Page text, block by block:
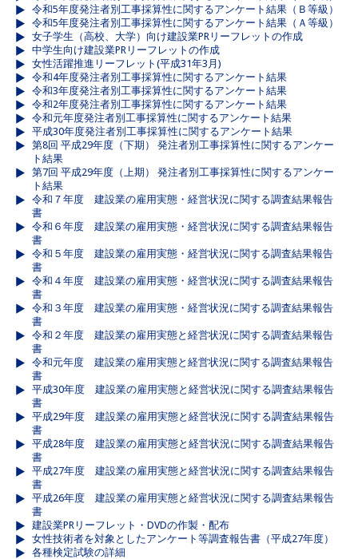
令和5年度発注者別工事採算性に関するアンケート結果（Ｂ等級）
令和5年度発注者別工事採算性に関するアンケート結果（Ａ等級）
女子学生（高校、大学）向け建設業PRリーフレットの作成
中学生向け建設業PRリーフレットの作成
女性活躍推進リーフレット(平成31年3月)
令和4年度発注者別工事採算性に関するアンケート結果
令和3年度発注者別工事採算性に関するアンケート結果
令和2年度発注者別工事採算性に関するアンケート結果
令和元年度発注者別工事採算性に関するアンケート結果
平成30年度発注者別工事採算性に関するアンケート結果
第8回 平成29年度（下期） 発注者別工事採算性に関するアンケー
ト結果
第7回 平成29年度（上期） 発注者別工事採算性に関するアンケー
ト結果
令和７年度 建設業の雇用実態・経営状況に関する調査結果報告
書
令和６年度 建設業の雇用実態・経営状況に関する調査結果報告
書
令和５年度 建設業の雇用実態・経営状況に関する調査結果報告
書
令和４年度 建設業の雇用実態・経営状況に関する調査結果報告
書
令和３年度 建設業の雇用実態・経営状況に関する調査結果報告
書
令和２年度 建設業の雇用実態と経営状況に関する調査結果報告
書
令和元年度 建設業の雇用実態と経営状況に関する調査結果報告
書
平成30年度 建設業の雇用実態と経営状況に関する調査結果報告
書
平成29年度 建設業の雇用実態と経営状況に関する調査結果報告
書
平成28年度 建設業の雇用実態と経営状況に関する調査結果報告
書
平成27年度 建設業の雇用実態と経営状況に関する調査結果報告
書
平成26年度 建設業の雇用実態と経営状況に関する調査結果報告
書
建設業PRリーフレット・DVDの作製・配布
女性技術者を対象としたアンケート等調査報告書（平成27年度）
各種検定試験の詳細